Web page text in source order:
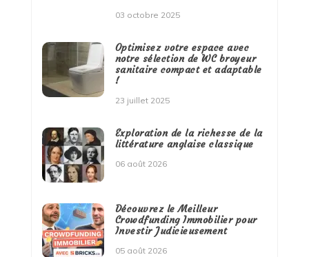
03 octobre 2025
Optimisez votre espace avec
notre sélection de WC broyeur
sanitaire compact et adaptable
!
23 juillet 2025
Exploration de la richesse de la
littérature anglaise classique
06 août 2026
Découvrez le Meilleur
Crowdfunding Immobilier pour
Investir Judicieusement
05 août 2026